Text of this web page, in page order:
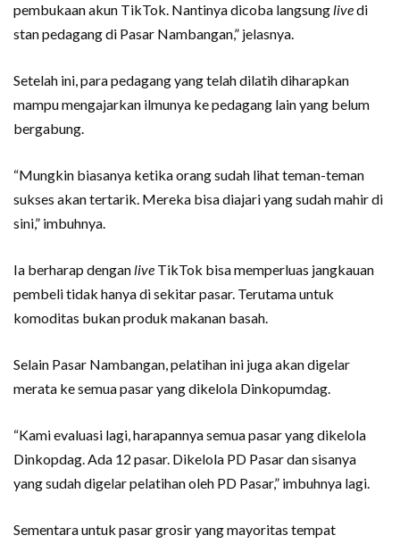
pembukaan akun TikTok. Nantinya dicoba langsunglivedi
stan pedagang di Pasar Nambangan,” jelasnya.
Setelah ini, para pedagang yang telah dilatih diharapkan
mampu mengajarkan ilmunya ke pedagang lain yang belum
bergabung.
“Mungkin biasanya ketika orang sudah lihat teman-teman
sukses akan tertarik. Mereka bisa diajari yang sudah mahir di
sini,” imbuhnya.
Ia berharap denganlive TikTok bisa memperluas jangkauan
pembeli tidak hanya di sekitar pasar. Terutama untuk
komoditas bukan produk makanan basah.
Selain Pasar Nambangan, pelatihan ini juga akan digelar
merata ke semua pasar yang dikelola Dinkopumdag.
“Kami evaluasi lagi, harapannya semua pasar yang dikelola
Dinkopdag. Ada 12 pasar. Dikelola PD Pasar dan sisanya
yang sudah digelar pelatihan oleh PD Pasar,” imbuhnya lagi.
Sementara untuk pasar grosir yang mayoritas tempat